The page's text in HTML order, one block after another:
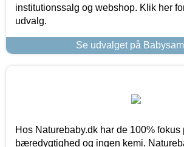
institutionssalg og webshop. Klik her
udvalg.
Se udvalget på
Hos Naturebaby.dk har de 100% fokus
bæredygtighed og ingen kemi.